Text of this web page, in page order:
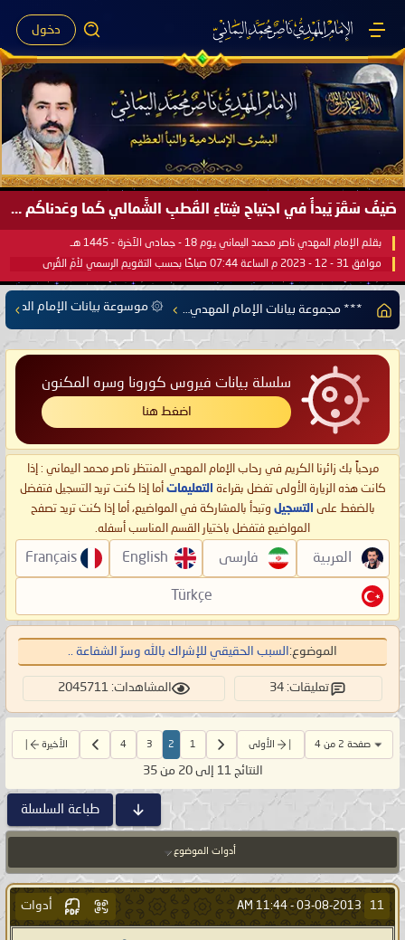
دخول
صَيْفُ سَقَرَ يَبدأُ في اجتياحِ شِتاءِ القُطبِ الشَّمالي كَما وعَدناكُم بالحقِّ لعَامِكم هذا (1445 هـ) ..
بقلم الإمام المهدي ناصر محمد اليماني يوم 18 - جمادى الآخرة - 1445 هـ
موافق 31 - 12 - 2023 م الساعة 07:44 صباحًا بحسب التقويم الرسمي لأمّ القُرى
*** مجموعة بيانات الإمام المهدي ناصر محمد اليماني *** ۞ موسوعة بيانات الإمام
سلسلة بيانات فيروس كورونا وسره المكنون
اضغط هنا
مرحباً بك زائرنا الكريم في رحاب الإمام المهدي المنتظر ناصر محمد اليماني : إذا
كانت هذه الزيارة الأولى تفضل بقراءة التعليمات أما إذا كنت تريد التسجيل فتفضل
بالضغط على التسجيل وتبدأ بالمشاركة في المواضيع، أما إذا كنت تريد تصفح
المواضيع فتفضل باختيار القسم المناسب أسفله.
العربية فارسی English
Français
Türkçe
الموضوع: السبب الحقيقي للإشراك بالله وسرّ الشفاعة ..
تعليقات: 34 المشاهدات: 2045711
صفحة 2 من 4 الأولى 1
2
3
4 الأخيرة
النتائج 11 إلى 20 من 35
طباعة السلسلة
أدوات الموضوع
11
03-08-2013 -
11:44 AM أدوات